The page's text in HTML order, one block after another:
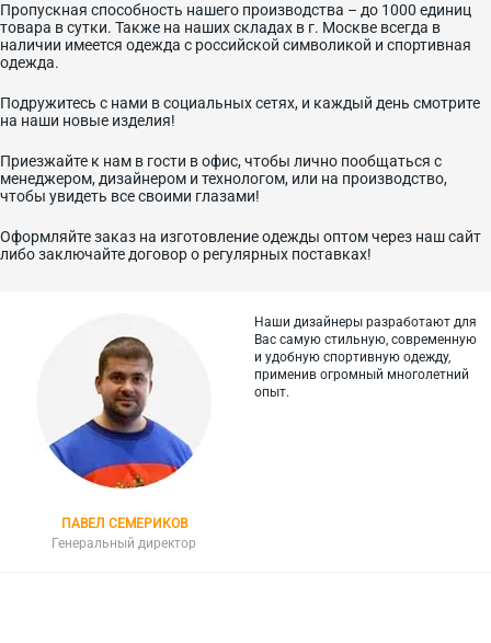
Пропускная способность нашего производства – до 1000 единиц
товара в сутки. Также на наших складах в г. Москве всегда в
наличии имеется одежда с российской символикой и спортивная
одежда.
Подружитесь с нами в социальных сетях, и каждый день смотрите
на наши новые изделия!
Приезжайте к нам в гости в офис, чтобы лично пообщаться с
менеджером, дизайнером и технологом, или на производство,
чтобы увидеть все своими глазами!
Оформляйте заказ на изготовление одежды оптом через наш сайт
либо заключайте договор о регулярных поставках!
ПАВЕЛ СЕМЕРИКОВ
Генеральный директор
Наши дизайнеры разработают для
Вас самую стильную, современную
и удобную спортивную одежду,
применив огромный многолетний
опыт.